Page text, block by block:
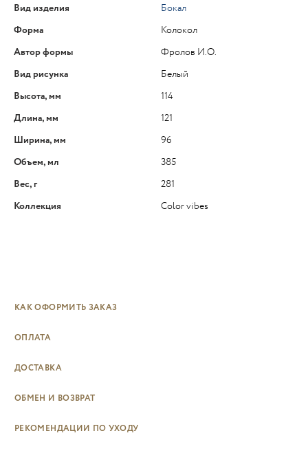
Вид изделия
Бокал
Форма
Колокол
Автор формы
Фролов И.О.
Вид рисунка
Белый
Высота, мм
114
Длина, мм
121
Ширина, мм
96
Объем, мл
385
Вес, г
281
Коллекция
Color vibes
КАК ОФОРМИТЬ ЗАКАЗ
ОПЛАТА
ДОСТАВКА
ОБМЕН И ВОЗВРАТ
РЕКОМЕНДАЦИИ ПО УХОДУ